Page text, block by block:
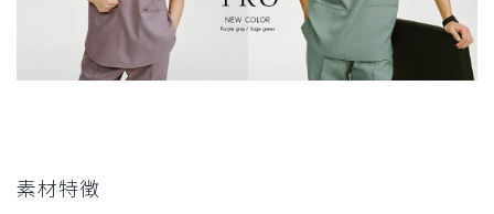
役に立った 0
年齢:50代
素材特徴